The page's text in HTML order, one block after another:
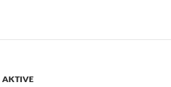
AKTIVE